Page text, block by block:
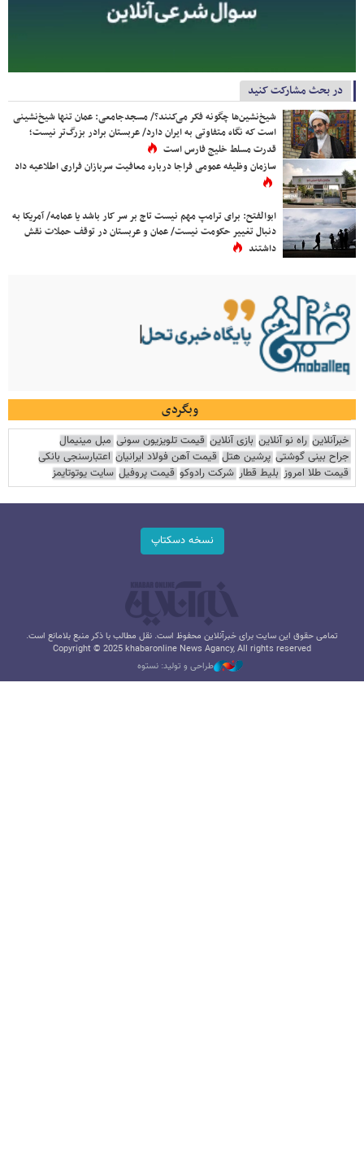
در بحث مشارکت کنید
شیخ‌نشین‌ها چگونه فکر می‌کنند؟/ مسجدجامعی: عمان تنها شیخ‌نشینی
است که نگاه متفاوتی به ایران دارد/ عربستان برادر بزرگ‌تر نیست؛
قدرت مسلط خلیج فارس است
سازمان وظیفه عمومی فراجا درباره معافیت سربازان فراری اطلاعیه داد
ابوالفتح: برای ترامپ مهم نیست تاج بر سر کار باشد یا عمامه/ آمریکا به
دنبال تغییر حکومت نیست/ عمان و عربستان در توقف حملات نقش
داشتند
وبگردی
خبرآنلاین راه نو آنلاین بازی آنلاین قیمت تلویزیون سونی مبل مینیمال
جراح بینی گوشتی پرشین هتل قیمت آهن فولاد ایرانیان اعتبارسنجی بانکی
قیمت طلا امروز بلیط قطار شرکت رادوکو قیمت پروفیل سایت یوتوتایمز
نسخه دسکتاپ
تمامی حقوق این سایت برای خبرآنلاین محفوظ است. نقل مطالب با ذکر منبع بلامانع است.
Copyright © 2025 khabaronline News Agancy, All rights reserved
طراحی و تولید: نستوه